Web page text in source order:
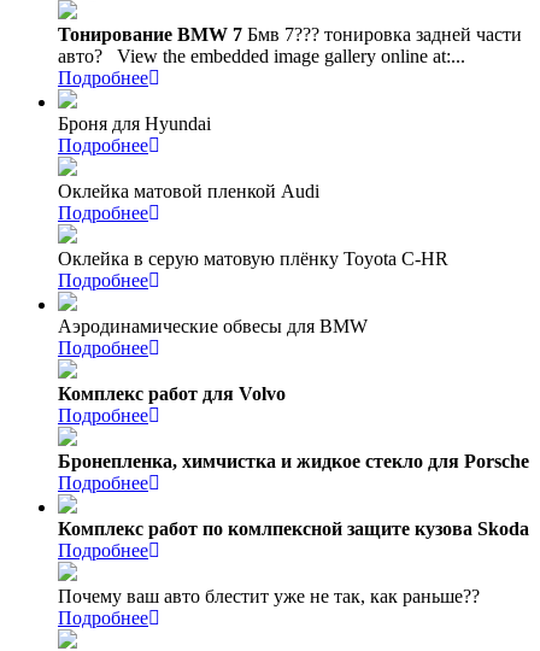
Тонирование BMW 7 Бмв 7??? тонировка задней части
авто?
View the embedded image gallery online at:...
Подробнее
Броня для Hyundai
Подробнее
Оклейка матовой пленкой Audi
Подробнее
Оклейка в серую матовую плёнку Toyota C-HR
Подробнее
Аэродинамические обвесы для BMW
Подробнее
Комплекс работ для Volvo
Подробнее
Бронепленка, химчистка и жидкое стекло для Porsche
Подробнее
Комплекс работ по комлпексной защите кузова Skoda
Подробнее
Почему ваш авто блестит уже не так, как раньше??
Подробнее